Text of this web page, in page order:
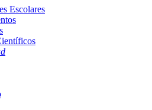
Escolares